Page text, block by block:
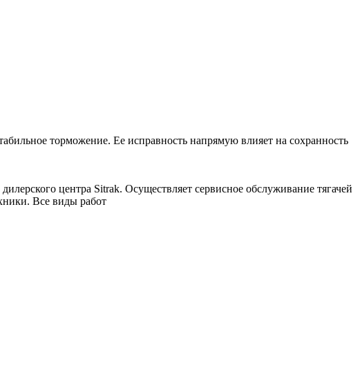
торможение. Ее исправность напрямую влияет на сохранность
центра Sitrak. Осуществляет сервисное обслуживание тягачей
Все виды работ